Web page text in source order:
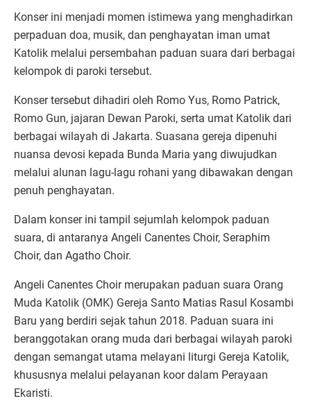
Konser ini menjadi momen istimewa yang menghadirkan
perpaduan doa, musik, dan penghayatan iman umat
Katolik melalui persembahan paduan suara dari berbagai
kelompok di paroki tersebut.
Konser tersebut dihadiri oleh Romo Yus, Romo Patrick,
Romo Gun, jajaran Dewan Paroki, serta umat Katolik dari
berbagai wilayah di Jakarta. Suasana gereja dipenuhi
nuansa devosi kepada Bunda Maria yang diwujudkan
melalui alunan lagu-lagu rohani yang dibawakan dengan
penuh penghayatan.
Dalam konser ini tampil sejumlah kelompok paduan
suara, di antaranya Angeli Canentes Choir, Seraphim
Choir, dan Agatho Choir.
Angeli Canentes Choir merupakan paduan suara Orang
Muda Katolik (OMK) Gereja Santo Matias Rasul Kosambi
Baru yang berdiri sejak tahun 2018. Paduan suara ini
beranggotakan orang muda dari berbagai wilayah paroki
dengan semangat utama melayani liturgi Gereja Katolik,
khususnya melalui pelayanan koor dalam Perayaan
Ekaristi.